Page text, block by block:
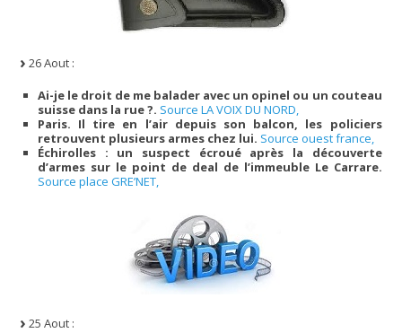
26 Aout :
Ai-je le droit de me balader avec un opinel ou un couteau
suisse dans la rue ?. Source LA VOIX DU NORD,
Paris. Il tire en l’air depuis son balcon, les policiers
retrouvent plusieurs armes chez lui. Source ouest france,
Échirolles : un suspect écroué après la découverte
d’armes sur le point de deal de l’immeuble Le Carrare.
Source place GRE’NET,
25 Aout :